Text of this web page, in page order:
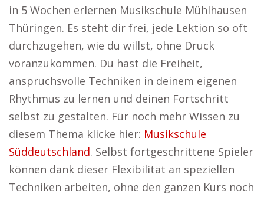
in 5 Wochen erlernen Musikschule Mühlhausen
Thüringen. Es steht dir frei, jede Lektion so oft
durchzugehen, wie du willst, ohne Druck
voranzukommen. Du hast die Freiheit,
anspruchsvolle Techniken in deinem eigenen
Rhythmus zu lernen und deinen Fortschritt
selbst zu gestalten. Für noch mehr Wissen zu
diesem Thema klicke hier: Musikschule
Süddeutschland. Selbst fortgeschrittene Spieler
können dank dieser Flexibilität an speziellen
Techniken arbeiten, ohne den ganzen Kurs noch